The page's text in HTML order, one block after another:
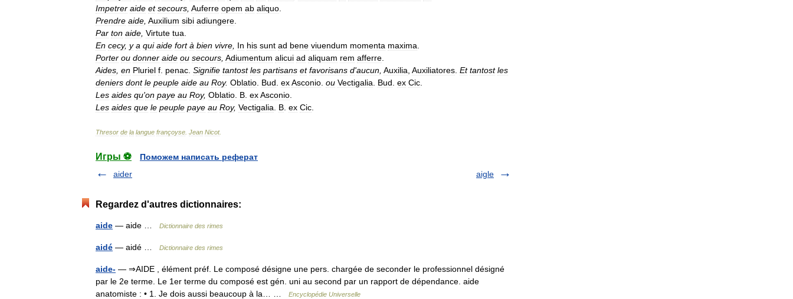
Impetrer aide et secours Auferre opem ab aliquo
Prendre aide Auxilium sibi adiungere
Par ton aide Virtute tua
En cecy, y a qui aide fort à bien vivre In his sunt ad bene viuendum momenta maxima
Porter ou donner aide ou secours Adiumentum alicui ad aliquam rem afferre
Aides en Pluriel f penac Signifie tantost les partisans et favorisans d'aucun Auxilia Auxiliatores Et tantost les
deniers dont le peuple aide au Roy. Oblatio Bud exAsconio ou Vectigalia Bud ex Cic
Les aides qu'on paye au Roy, Oblatio B exAsconio
Les aides que le peuple paye au Roy, Vectigalia B ex Cic
Thresor de la langue françoyse Jean Nicot.
Игры ⚽
Поможем написать реферат
aider
aigle
Regardez d'autres dictionnaires:
aide — aide … Dictionnaire des rimes
aidé — aidé … Dictionnaire des rimes
aide- — ⇒AIDE , élément préf. Le composé désigne une pers. chargée de seconder le professionnel désigné
par le 2e terme. Le 1er terme du composé est gén. uni au second par un rapport de dépendance. aide
anatomiste : • 1. Je dois aussi beaucoup à la… …
Encyclopédie Universelle